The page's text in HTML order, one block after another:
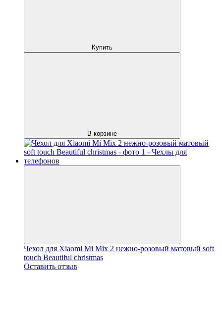
Купить
В корзине
Чехол для Xiaomi Mi Mix 2 нежно-розовый матовый soft
touch Beautiful christmas
Оставить отзыв